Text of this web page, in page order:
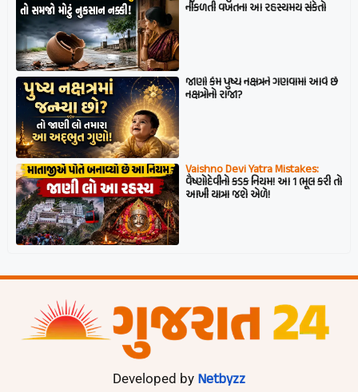
નીકળતી વખતના આ રહસ્યમય સંકેતો
જાણો કેમ પુષ્ય નક્ષત્રને ગણવામાં આવે છે
નક્ષત્રોનો રાજા?
Vaishno Devi Yatra Mistakes:
વૈષ્ણોદેવીનો કડક નિયમ! આ 1 ભૂલ કરી તો
આખી યાત્રા જશે એળે!
Developed by Netbyzz